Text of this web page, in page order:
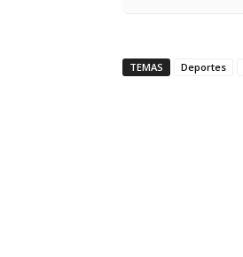
TEMAS Deportes